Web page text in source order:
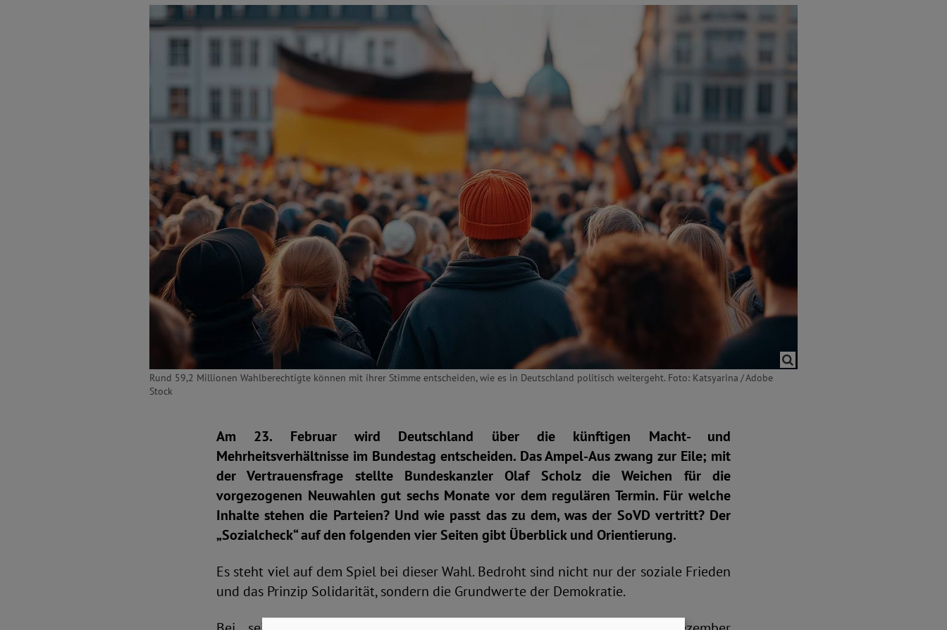
Rund 59,2 Millionen Wahlberechtigte können mit ihrer Stimme entscheiden, wie es in Deutschland politisch weitergeht. Foto: Katsyarina / Adobe
Stock
Am 23. Februar wird Deutschland über die künftigen Macht- und
Mehrheitsverhältnisse im Bundestag entscheiden. Das Ampel-Aus zwang zur Eile; mit
der Vertrauensfrage stellte Bundeskanzler Olaf Scholz die Weichen für die
vorgezogenen Neuwahlen gut sechs Monate vor dem regulären Termin. Für welche
Inhalte stehen die Parteien? Und wie passt das zu dem, was der SoVD vertritt? Der
„Sozialcheck“ auf den folgenden vier Seiten gibt Überblick und Orientierung.
Es steht viel auf dem Spiel bei dieser Wahl. Bedroht sind nicht nur der soziale Frieden
und das Prinzip Solidarität, sondern die Grundwerte der Demokratie.